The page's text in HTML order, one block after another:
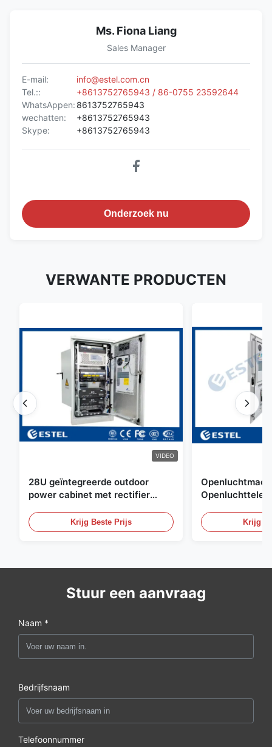
Ms. Fiona Liang
Sales Manager
E-mail:
info@estel.com.cn
Tel.::
+8613752765943 / 86-0755 23592644
WhatsAppen: 8613752765943
wechatten:
+8613752765943
Skype:
+8613752765943
Onderzoek nu
VERWANTE PRODUCTEN
VIDEO
28U geïntegreerde outdoor
power cabinet met rectifier
energieopslag behuizing
Krijg Beste Prijs Krijg
Stuur een aanvraag
Naam *
Bedrijfsnaam
Telefoonnummer